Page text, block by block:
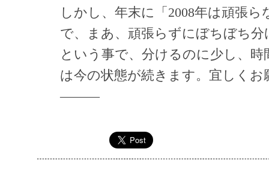
しかし、年末に「2008年は頑張
で、まあ、頑張らずにぼちぼち
という事で、分けるのに少し、
は今の状態が続きます。宜しくお
———